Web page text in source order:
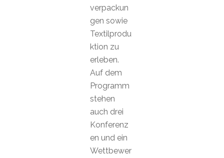
verpackun
gen sowie
Textilprodu
ktion zu
erleben.
Auf dem
Programm
stehen
auch drei
Konferenz
en und ein
Wettbewer